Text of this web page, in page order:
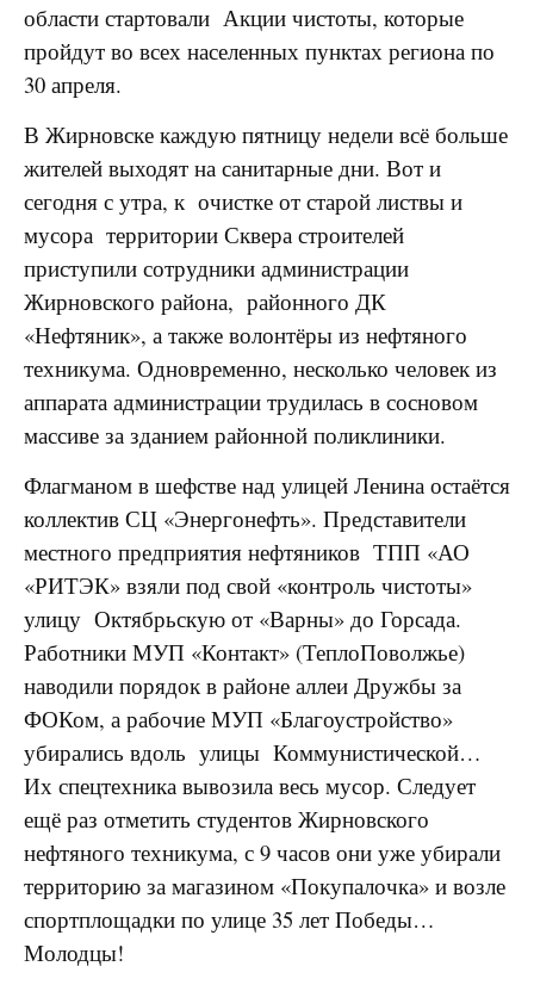
области стартовали Акции чистоты, которые
пройдут во всех населенных пунктах региона по
30 апреля.
В Жирновске каждую пятницу недели всё больше
жителей выходят на санитарные дни. Вот и
сегодня с утра, к очистке от старой листвы и
мусора территории Сквера строителей
приступили сотрудники администрации
Жирновского района, районного ДК
«Нефтяник», а также волонтёры из нефтяного
техникума. Одновременно, несколько человек из
аппарата администрации трудилась в сосновом
массиве за зданием районной поликлиники.
Флагманом в шефстве над улицей Ленина остаётся
коллектив СЦ «Энергонефть». Представители
местного предприятия нефтяников ТПП «АО
«РИТЭК» взяли под свой «контроль чистоты»
улицу Октябрьскую от «Варны» до Горсада.
Работники МУП «Контакт» (ТеплоПоволжье)
наводили порядок в районе аллеи Дружбы за
ФОКом, а рабочие МУП «Благоустройство»
убирались вдоль улицы Коммунистической…
Их спецтехника вывозила весь мусор. Следует
ещё раз отметить студентов Жирновского
нефтяного техникума, с 9 часов они уже убирали
территорию за магазином «Покупалочка» и возле
спортплощадки по улице 35 лет Победы…
Молодцы!